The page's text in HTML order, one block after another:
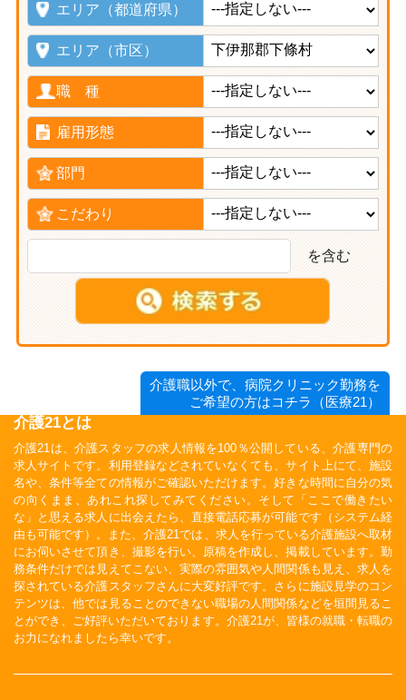
エリア（都道府県）
エリア（市区）
職 種
雇用形態
部門
こだわり
を含む
介護職以外で、病院クリニック勤務を
ご希望の方はコチラ（医療21）
介護21とは
介護21は、介護スタッフの求人情報を100％公開している、介護専門の
求人サイトです。利用登録などされていなくても、サイト上にて、施設
名や、条件等全ての情報がご確認いただけます。好きな時間に自分の気
の向くまま、あれこれ探してみてください。そして「ここで働きたい
な」と思える求人に出会えたら、直接電話応募が可能です（システム経
由も可能です）。また、介護21では、求人を行っている介護施設へ取材
にお伺いさせて頂き、撮影を行い、原稿を作成し、掲載しています。勤
務条件だけでは見えてこない、実際の雰囲気や人間関係も見え、求人を
探されている介護スタッフさんに大変好評です。さらに施設見学のコン
テンツは、他では見ることのできない職場の人間関係などを垣間見るこ
とができ、ご好評いただいております。介護21が、皆様の就職・転職の
お力になれましたら幸いです。